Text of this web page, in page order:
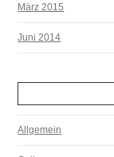
März 2015
Juni 2014
Allgemein